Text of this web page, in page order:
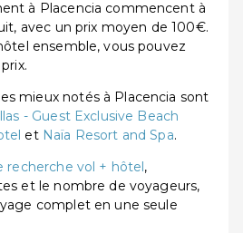
à Placencia commencent à
avec un prix moyen de 100€.
ensemble, vous pouvez
mieux notés à Placencia sont
- Guest Exclusive Beach
et Naïa Resort and Spa.
recherche vol + hôtel,
et le nombre de voyageurs,
complet en une seule